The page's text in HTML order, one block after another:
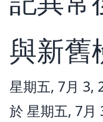
與新舊
星期五, 7月 3,
於 星期五, 7月